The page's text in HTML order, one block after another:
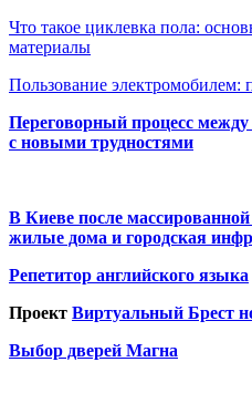
Что такое циклевка пола:
материалы
Пользование электромобилем:
Переговорный процесс
с новыми трудностями
В Киеве после
жилые дома и городская
Репетитор английского языка
Проект Виртуальный Брест
Выбор дверей Магна